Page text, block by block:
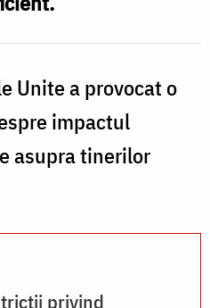
Unite a provocat o
impactul
asupra tinerilor
privind